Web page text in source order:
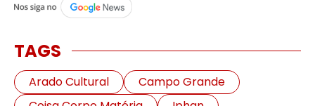
TAGS
Arado Cultural
Campo Grande